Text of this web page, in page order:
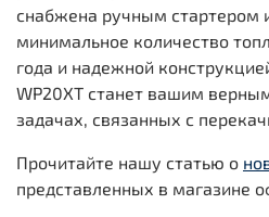
снабжена ручным стартером
минимальное количество
года и надежной
WP20XT станет вашим
задачах, связанных с
Прочитайте нашу статью о
представленных в магазине